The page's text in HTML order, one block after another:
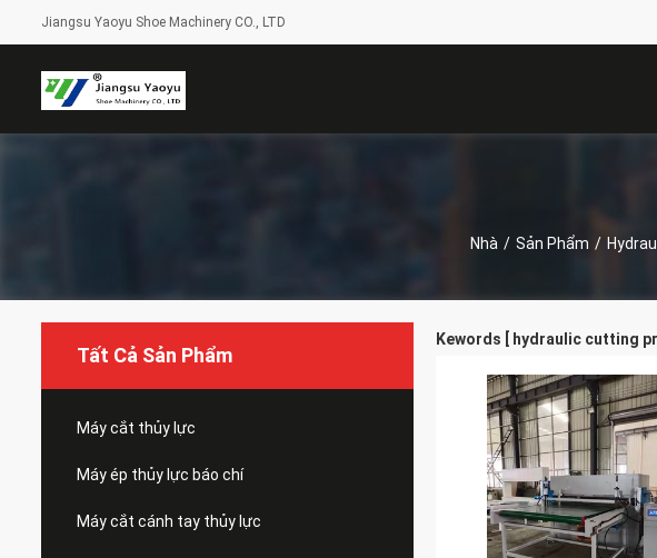
Jiangsu Yaoyu Shoe Machinery CO., LTD
Nhà / Sản Phẩm /
Tất Cả Sản Phẩm
Máy cắt thủy lực
Máy ép thủy lực báo chí
Máy cắt cánh tay thủy lực
Kewords [ hydraulic cutting